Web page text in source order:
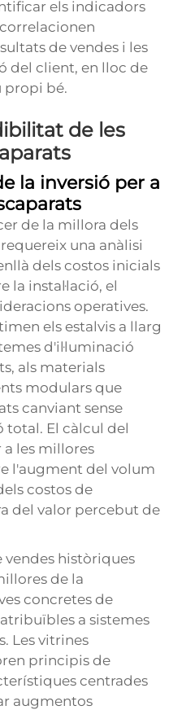
els indicadors
de vendes i les
del client, en lloc de
propi bé.
de les
la inversió per a
de la millora dels
una anàlisi
dels costos inicials
instal·lació, el
operatives.
els estalvis a llarg
d'il·luminació
als materials
modulars que
canviant sense
total. El càlcul del
les millores
l'augment del volum
costos de
del valor percebut de
vendes històriques
de la
concretes de
a sistemes
Les vitrines
principis de
centrades
augmentos